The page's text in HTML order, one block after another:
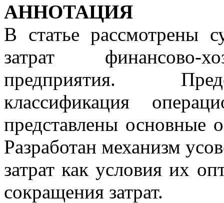
АННОТАЦИЯ
В статье рассмотрены
затрат финансово-
предприятия.
классификация
представлены основные
Разработан механизм
затрат как условия их
сокращения затрат.